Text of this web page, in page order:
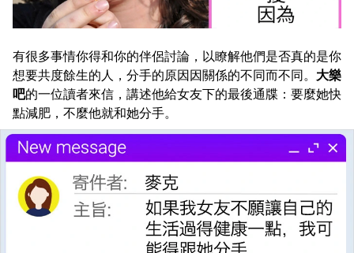
有很多事情你得和你的伴侶討論，以瞭解他們是否真的是你
想要共度餘生的人，分手的原因因關係的不同而不同。 大樂
吧的一位讀者來信，講述他給女友下的最後通牒：要麼她快
點減肥，不麼他就和她分手。